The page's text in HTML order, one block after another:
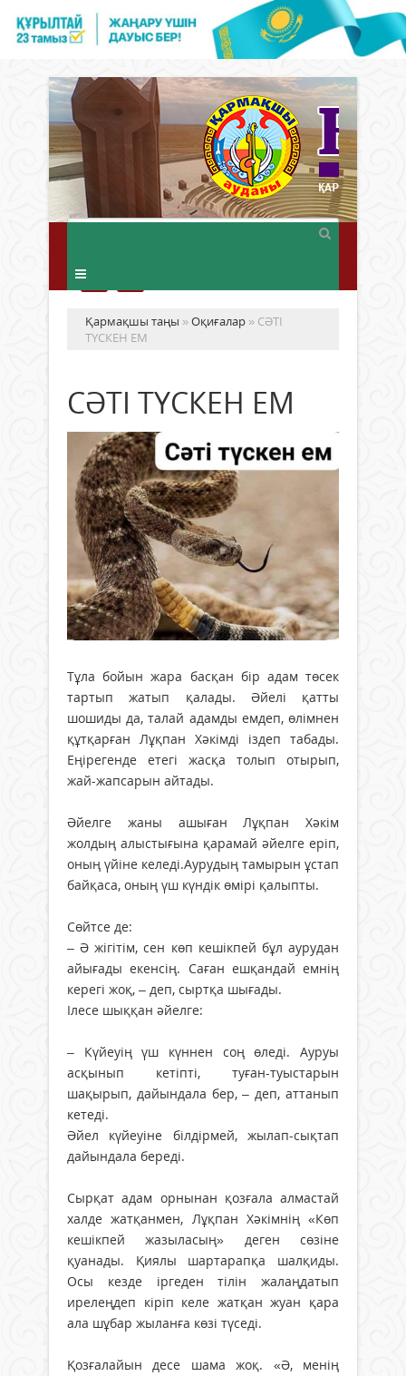
Қармақшы таңы »Оқиғалар » СӘТІ
ТҮСКЕН ЕМ
СӘТІ ТҮСКЕН ЕМ
Тұла бойын жара басқан бір адам төсек
тартып жатып қалады. Әйелі қатты
шошиды да, талай адамды емдеп, өлімнен
құтқарған Лұқпан Хәкімді іздеп табады.
Еңірегенде етегі жасқа толып отырып,
жай-жапсарын айтады.
Әйелге жаны ашыған Лұқпан Хәкім
жолдың алыстығына қарамай әйелге еріп,
оның үйіне келеді.Аурудың тамырын ұстап
байқаса, оның үш күндік өмірі қалыпты.
Сөйтсе де:
– Ә жігітім, сен көп кешікпей бұл аурудан
айығады екенсің. Саған ешқандай емнің
керегі жоқ, – деп, сыртқа шығады.
Ілесе шыққан әйелге:
– Күйеуің үш күннен соң өледі. Ауруы
асқынып кетіпті, туған-туыстарын
шақырып, дайындала бер, – деп, аттанып
кетеді.
Әйел күйеуіне білдірмей, жылап-сықтап
дайындала береді.
Сырқат адам орнынан қозғала алмастай
халде жатқанмен, Лұқпан Хәкімнің «Көп
кешікпей жазыласың» деген сөзіне
қуанады. Қиялы шартарапқа шалқиды.
Осы кезде іргеден тілін жалаңдатып
ирелеңдеп кіріп келе жатқан жуан қара
ала шұбар жыланға көзі түседі.
Қозғалайын десе шама жоқ. «Ә, менің